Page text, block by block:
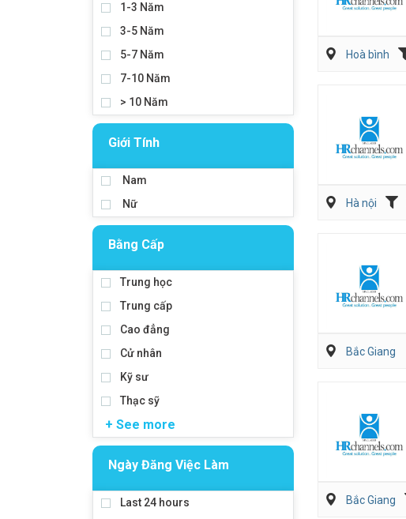
1-3 Năm
3-5 Năm
5-7 Năm
7-10 Năm
> 10 Năm
Giới Tính
Nam
Nữ
Bằng Cấp
Trung học
Trung cấp
Cao đẳng
Cử nhân
Kỹ sư
Thạc sỹ
+ See more
Ngày Đăng Việc Làm
Last 24 hours
Hoà bình
Hà nội
Bắc Giang
Bắc Giang